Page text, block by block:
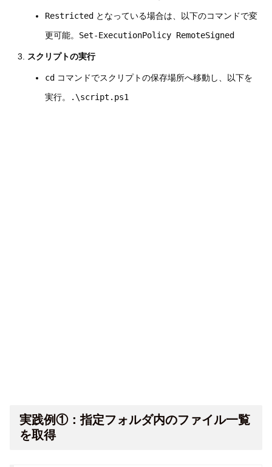
Restricted となっている場合は、以下のコマンドで変
更可能。 Set-ExecutionPolicy RemoteSigned
スクリプトの実行
cd コマンドでスクリプトの保存場所へ移動し、以下を
実行。
.\script.ps1
実践例①：指定フォルダ内のファイル一覧
を取得